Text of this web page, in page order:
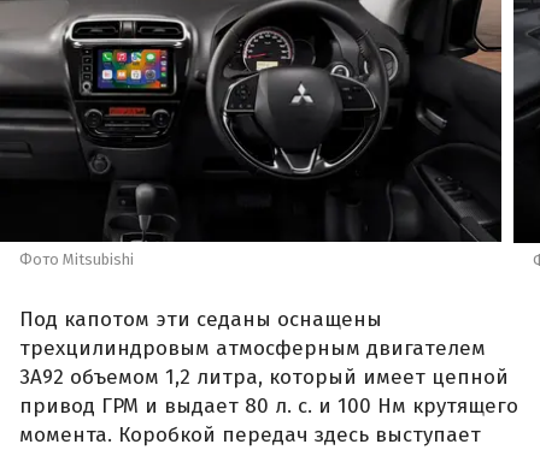
Фото Mitsubishi
Под капотом эти седаны оснащены
трехцилиндровым атмосферным двигателем
3A92 объемом 1,2 литра, который имеет цепной
привод ГРМ и выдает 80 л. с. и 100 Нм крутящего
момента. Коробкой передач здесь выступает